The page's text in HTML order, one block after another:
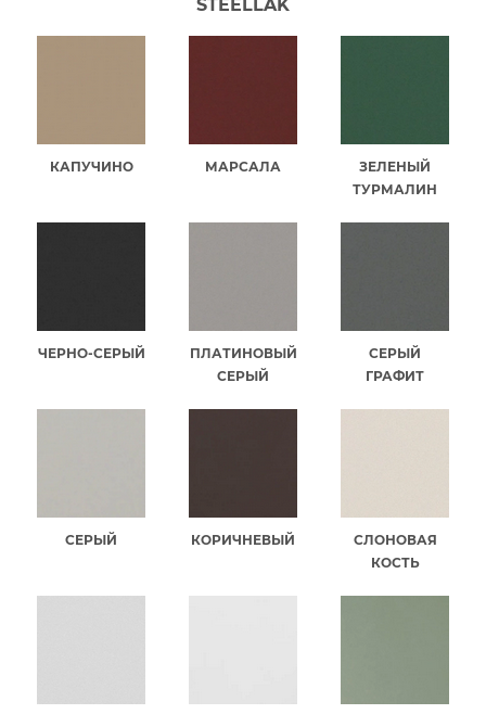
STEELLAK
КАПУЧИНО МАРСАЛА
ЗЕЛЕНЫЙ
ТУРМАЛИН
ЧЕРНО-СЕРЫЙ
ПЛАТИНОВЫЙ
СЕРЫЙ
СЕРЫЙ
ГРАФИТ
СЕРЫЙ КОРИЧНЕВЫЙ
СЛОНОВАЯ
КОСТЬ